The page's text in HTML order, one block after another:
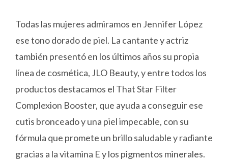
Todas las mujeres admiramos en Jennifer López
ese tono dorado de piel. La cantante y actriz
también presentó en los últimos años su propia
línea de cosmética, JLO Beauty, y entre todos los
productos destacamos el That Star Filter
Complexion Booster, que ayuda a conseguir ese
cutis bronceado y una piel impecable, con su
fórmula que promete un brillo saludable y radiante
gracias a la vitamina E y los pigmentos minerales.